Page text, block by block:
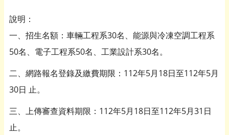
說明：
一、招生名額：車輛工程系30名、能源與冷凍空調工程系
50名、電子工程系50名、工業設計系30名。
二、網路報名登錄及繳費期限：112年5月18日至112年5月
30日 止。
三、上傳審查資料期限：112年5月18日至112年5月31日
止。